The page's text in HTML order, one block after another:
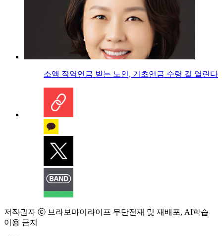
소액 직역연금 받는 노인, 기초연금 수령 길 열린다
저작권자 ⓒ 브라보마이라이프 무단전재 및 재배포, AI학습
이용 금지